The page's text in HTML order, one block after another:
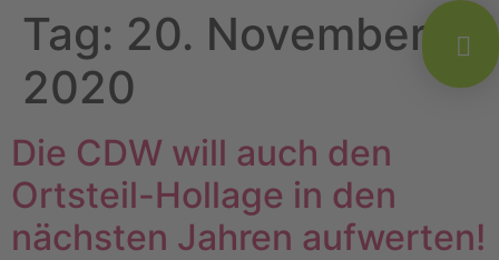
Tag: 20. November
2020
Die CDW will auch den
Ortsteil-Hollage in den
nächsten Jahren aufwerten!